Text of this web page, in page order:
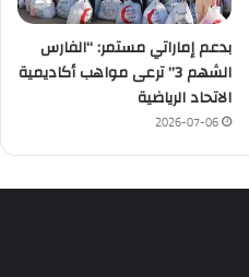
بدعم إماراتي مستمر: “الفارس
الشهم 3” ترعى مواهب أكاديمية
الاتحاد الرياضية
2026-07-06